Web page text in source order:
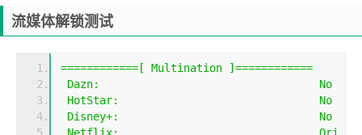
流媒体解锁测试
============[ Multination
]============
Dazn:
No
HotStar:
No
Disney+:
No